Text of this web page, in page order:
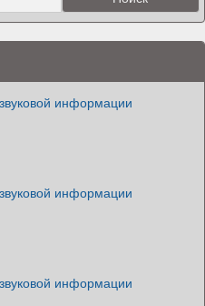
информации
информации
информации